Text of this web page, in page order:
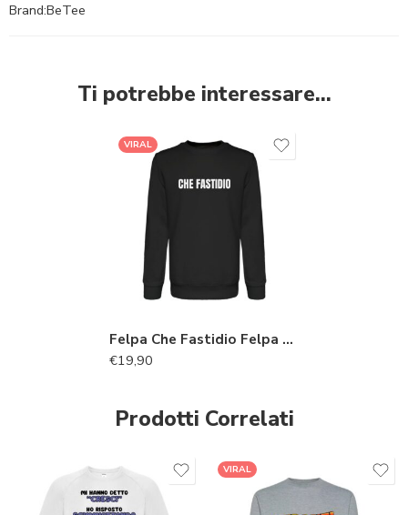
Brand:BeTee
Ti potrebbe interessare…
VIRAL
Felpa Che Fastidio Felpa Unisex Girocollo con Stampa iconica
€19,90
Prodotti Correlati
VIRAL